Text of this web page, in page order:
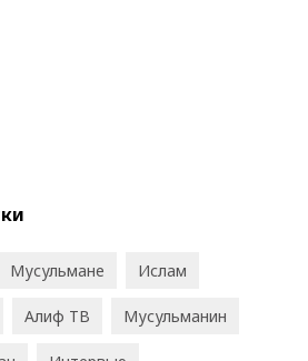
Мусульмане Ислам
Алиф ТВ Мусульманин